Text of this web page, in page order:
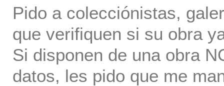
Pido a colecciónistas,
que verifiquen si su obra
Si disponen de una obra
datos, les pido que me